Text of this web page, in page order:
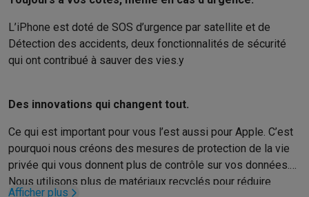
L’iPhone est doté de SOS d’urgence par satellite et de
Détection des accidents, deux fonctionnalités de sécurité
qui ont contribué à sauver des vies.y
Des innovations qui changent tout.
Ce qui est important pour vous l’est aussi pour Apple. C’est
pourquoi nous créons des mesures de protection de la vie
privée qui vous donnent plus de contrôle sur vos données.
Nous utilisons plus de matériaux recyclés pour réduire
Afficher plus